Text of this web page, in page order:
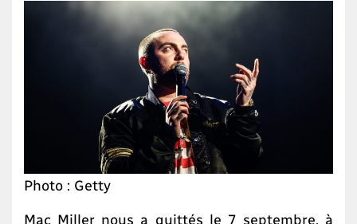
Photo : Getty
Mac Miller nous a quittés le 7 septembre, à